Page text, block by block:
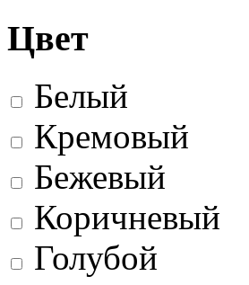
Цвет
Белый
Кремовый
Бежевый
Коричневый
Голубой